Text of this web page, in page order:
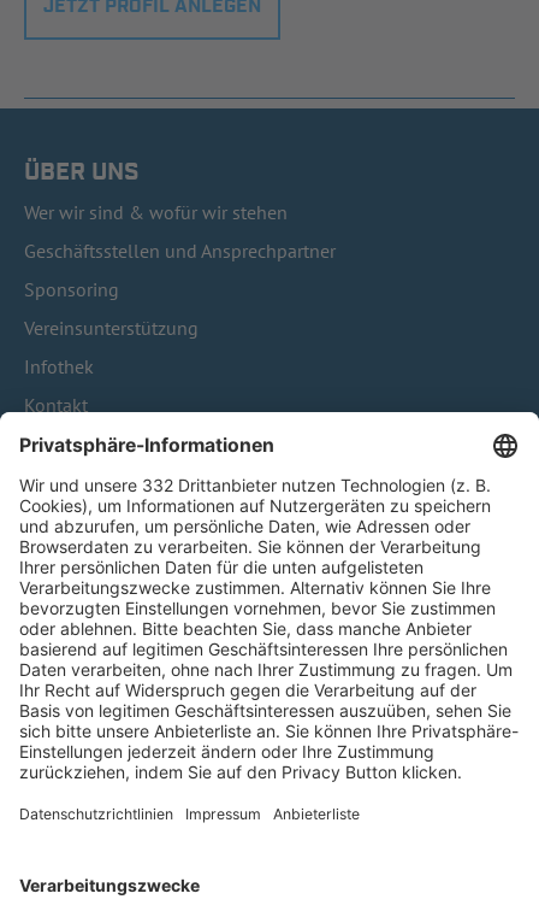
JETZT PROFIL ANLEGEN
ÜBER UNS
Wer wir sind & wofür wir stehen
Geschäftsstellen und Ansprechpartner
Sponsoring
Vereinsunterstützung
Infothek
Kontakt
HÄUFIG BESUCHTE SEITEN
Pässe und Vereinswechsel
Trainerausbildung
Schulungsangebot Vereinsmitarbeiter
BFV-Geschäftsstellen
Trainerbörse
Login SpielPlus
FOLGE DEM BFV